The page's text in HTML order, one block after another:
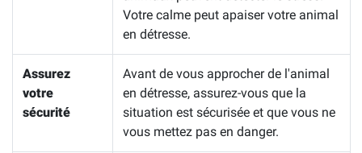
Votre calme peut apaiser votre animal
en détresse.
Assurez
votre
sécurité
Avant de vous approcher de l'animal
en détresse, assurez-vous que la
situation est sécurisée et que vous ne
vous mettez pas en danger.